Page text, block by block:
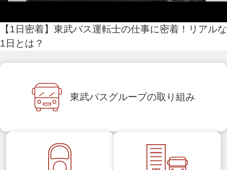
【1日密着】東武バス運転士の仕事に密着！リアルな
1日とは？
東武バスグループの取り組み